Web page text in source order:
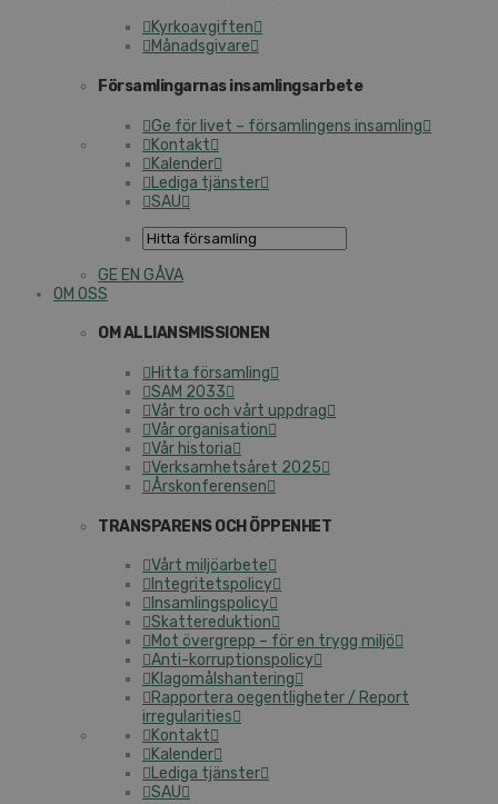
Kyrkoavgiften
Månadsgivare
Församlingarnas insamlingsarbete
Ge för livet – församlingens insamling
Kontakt
Kalender
Lediga tjänster
SAU
GE EN GÅVA
OM OSS
OM ALLIANSMISSIONEN
Hitta församling
SAM 2033
Vår tro och vårt uppdrag
Vår organisation
Vår historia
Verksamhetsåret 2025
Årskonferensen
TRANSPARENS OCH ÖPPENHET
Vårt miljöarbete
Integritetspolicy
Insamlingspolicy
Skattereduktion
Mot övergrepp – för en trygg miljö
Anti-korruptionspolicy
Klagomålshantering
Rapportera oegentligheter / Report
irregularities
Kontakt
Kalender
Lediga tjänster
SAU